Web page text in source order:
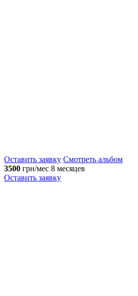
Оставить заявку Смотреть альбом
3500 грн/мес 8 месяцев
Оставить заявку